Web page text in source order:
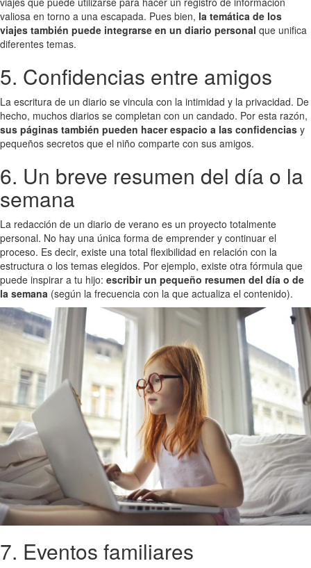
valiosa en torno a una escapada. Pues bien, la temática de los
viajes también puede integrarse en un diario personal que unifica
diferentes temas.
5. Confidencias entre amigos
La escritura de un diario se vincula con la intimidad y la privacidad. De
hecho, muchos diarios se completan con un candado. Por esta razón,
sus páginas también pueden hacer espacio a las confidencias y
pequeños secretos que el niño comparte con sus amigos.
6. Un breve resumen del día o la
semana
La redacción de un diario de verano es un proyecto totalmente
personal. No hay una única forma de emprender y continuar el
proceso. Es decir, existe una total flexibilidad en relación con la
estructura o los temas elegidos. Por ejemplo, existe otra fórmula que
puede inspirar a tu hijo: escribir un pequeño resumen del día o de
la semana (según la frecuencia con la que actualiza el contenido).
7. Eventos familiares